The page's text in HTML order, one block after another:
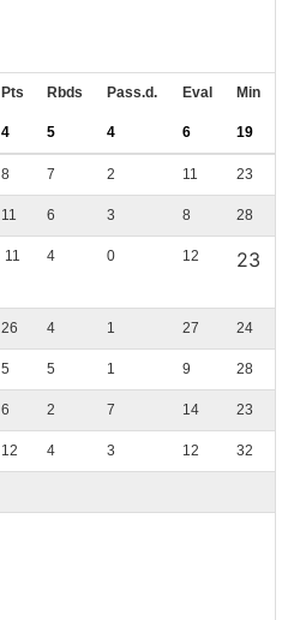
Pts Rbds Pass.d. Eval Min
4 5 4 6 19
8 7 2 11 23
11 6 3 8 28
11 4 0 12 23
26 4 1 27 24
5 5 1 9 28
6 2 7 14 23
12 4 3 12 32